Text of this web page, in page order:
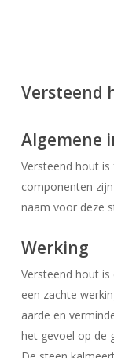
Versteend
Algemene
Versteend hout
componenten
naam voor deze
Werking
Versteend hout
een zachte
aarde en
het gevoel op de